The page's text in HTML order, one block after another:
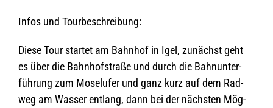
Infos und Tourbeschreibung:
Diese Tour star­tet am Bahn­hof in Igel, zunächst geht
es über die Bahn­hof­straße und durch die Bahn­un­ter­
füh­rung zum Mosel­ufer und ganz kurz auf dem Rad­
weg am Was­ser ent­lang, dann bei der nächs­ten Mög­